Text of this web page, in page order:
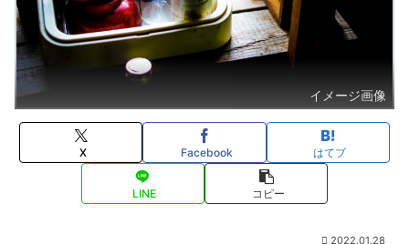
イメージ画像
X Facebook はてブ
LINE コピー
2022.01.28